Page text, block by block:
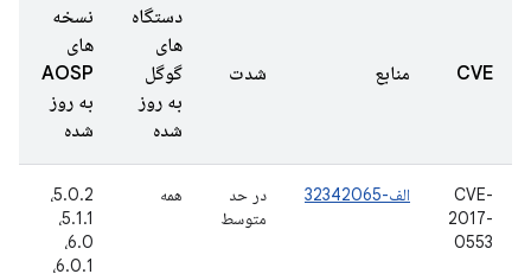
CVE منابع شدت
دستگاه
های
گوگل
به روز
شده
نسخه
های
AOSP
به روز
شده
CVE-
2017-
0553
الف-32342065
در حد
متوسط
همه
5.0.2،
5.1.1،
6.0،
6.0.1،